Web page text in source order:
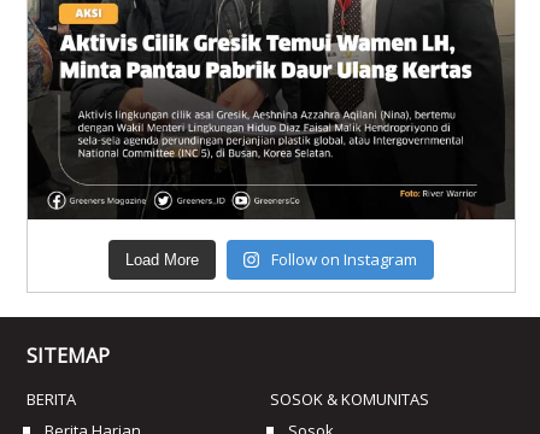
Load More Follow on Instagram
SITEMAP
BERITA
SOSOK & KOMUNITAS